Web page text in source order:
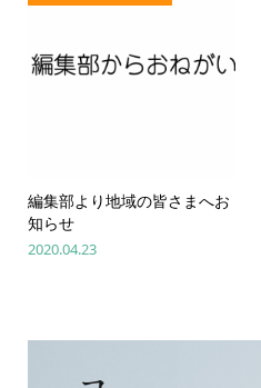
編集部より地域の皆さまへお
知らせ
2020.04.23